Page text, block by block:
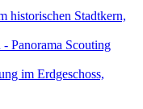
historischen Stadtkern,
im Erdgeschoss,